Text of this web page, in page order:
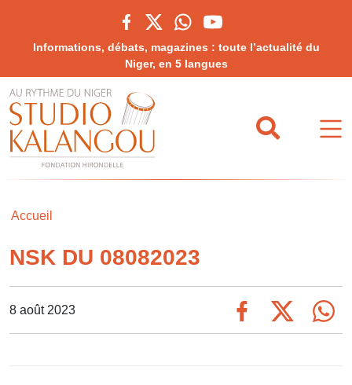
Informations, débats, magazines : toute l’actualité du
Niger, en 5 langues
Accueil
NSK DU 08082023
8 août 2023